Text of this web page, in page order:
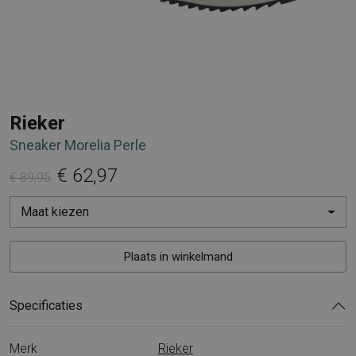
Rieker
Sneaker Morelia Perle
€ 89,95 € 62,97
Maat kiezen
Plaats in winkelmand
Specificaties
Merk
Rieker